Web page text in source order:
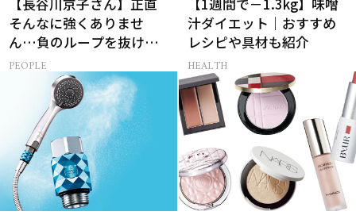
そんなに強くありませ
ん…負のループを抜ける
15分の習慣とは?
PEOPLE
汁ダイエット｜おすすめ
レシピや具材も紹介
HEALTH